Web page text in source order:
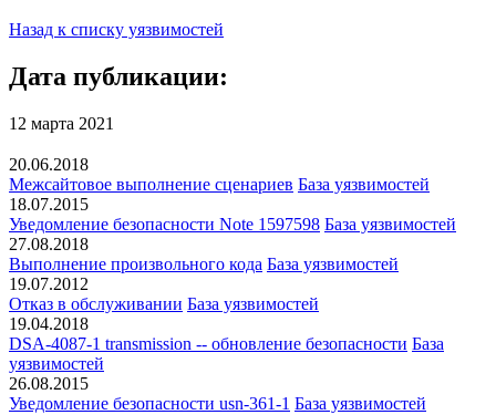
Назад к списку уязвимостей
Дата публикации:
12 марта 2021
20.06.2018
Межсайтовое выполнение сценариев База уязвимостей
18.07.2015
Уведомление безопасности Note 1597598 База уязвимостей
27.08.2018
Выполнение произвольного кода База уязвимостей
19.07.2012
Отказ в обслуживании База уязвимостей
19.04.2018
DSA-4087-1 transmission -- обновление безопасности База
уязвимостей
26.08.2015
Уведомление безопасности usn-361-1 База уязвимостей